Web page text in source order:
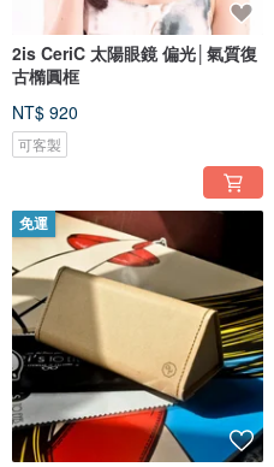
2is CeriC 太陽眼鏡 偏光│氣質復
古橢圓框
NT$ 920
可客製
免運